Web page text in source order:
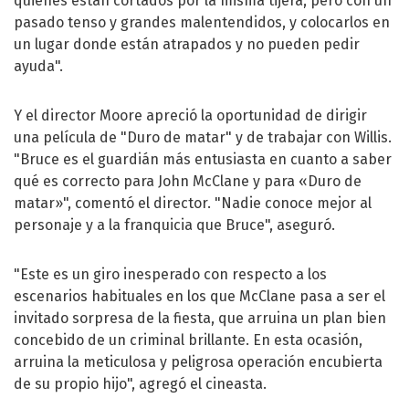
pasado tenso y grandes malentendidos, y colocarlos en
un lugar donde están atrapados y no pueden pedir
ayuda".
Y el director Moore apreció la oportunidad de dirigir
una película de "Duro de matar" y de trabajar con Willis.
"Bruce es el guardián más entusiasta en cuanto a saber
qué es correcto para John McClane y para «Duro de
matar»", comentó el director. "Nadie conoce mejor al
personaje y a la franquicia que Bruce", aseguró.
"Este es un giro inesperado con respecto a los
escenarios habituales en los que McClane pasa a ser el
invitado sorpresa de la fiesta, que arruina un plan bien
concebido de un criminal brillante. En esta ocasión,
arruina la meticulosa y peligrosa operación encubierta
de su propio hijo", agregó el cineasta.